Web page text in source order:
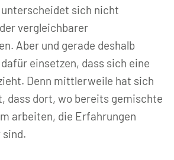
sich nicht
vergleichbarer
Aber und gerade deshalb
einsetzen, dass sich eine
Denn mittlerweile hat sich
dass dort, wo bereits gemischte
arbeiten, die Erfahrungen